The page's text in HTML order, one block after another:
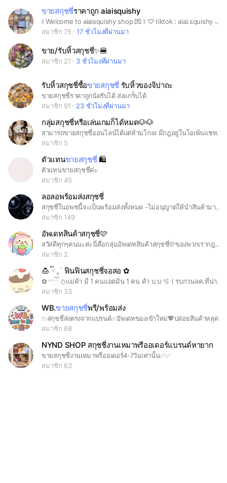
ขายสกุชชี่ราคาถูก aiaisquishy
꒰ Welcome to aiaisquishy shop 💌 ꒱ ♡ tiktok : aiai.squishy ˖ ♡ กลุ่มนี้เป็นกลุ่มไว้สำหรับขายสกุชชี่ , อัพเดทของใหม่ๆ , และลงของต่างๆจากทางร้าน ♡ ขอบคุณทุกท่านที่เข้าร่วมกลุ่มนี้นะคะ รอติดตามสกุชชี่มือ1-2 น่ารักๆ ราคาดีๆจากทางร้านได้เลย 📍กฎการเข้าโอเพนแชท -ห้ามซื้อขายกันเองในกลุ่ม -ห้ามทะเลาะวิวาท
สมาชิก 75
17 ชั่วโมงที่ผ่านมา
ขาย/รับหิ้วสกุชชี่✨🍔
สมาชิก 21 3 ชั่วโมงที่ผ่านมา
รับหิ้วสกุชชี่ซื้อขายสกุชชี่รับหิ้วของจิปาถะ
ขายสกุชชี่ราคาถูกนัดรับได้ ส่งแกร็บได้
สมาชิก 91
23 ชั่วโมงที่ผ่านมา
กลุ่มสกุชชี่หรือเล่นเกมก็ได้หมด🐶🐶
สามารถขายสกุชชี่ออนไลน์ได้แต่ห้ามโกงง มีกฎอยู่ในโอเพ้นแชทนะะ #สกุชชี่
สมาชิก 5
ตัวแทนขายสกุชชี่🛍️
ตัวแทนขายสกุชชี่ค่ะ
สมาชิก 45
ลอลอพร้อมส่งสกุชชี่
สกุชชี่ในอพชนี้จะเป็นพร้อมส่งทั้งหมด -ไม่อนุญาตให้นำสินค้ามาลงขายในกลุ่มนี้ - งดทะเลาะแย่งกัน - หากมีการด่าเตะออกกลุ่มทันที -สกุชชี่ใช้เวลาการแพ็คและจัดส่ง1-3วัน
สมาชิก 149
อัพเดทสินค้าสกุชชี่🩷
สวัสดีทุกๆคนนะค่ะนี่คือกลุ่มอัพเดทสินค้าสกุชชี่🩷ของพวกเรากฎของในกลุ่มอัพเดทสินค้าสกุชชี่🩷มีทั้งหมด 10ข้อค่ะ🤘🏼 1 .ไม่ทะเลาะวิวาทอะไรกันในกลุ่ม🤘🏼🐽 2.ไม่พูดคำหยาบหรืออะไรที่ไม่สุภาพ💛 3.ไม่พูดถึงเรื่อง 18+ ช.ว✌🏼🤘🏼 4.ไม่ป่วน 🤍🤍 5.ไม่แสปม📢📢 6.ไม่เล่นเเป้นพิม🤠🤠 7.ไม่พิมมั่ว🎉🎉🎉 8.ไม่ขายของ🤱🏼🤱🏼 9.กลับไปที่ข้อ 2.🎀🎀🎀 10.กลับไปที่ข้อ 3.🩷🤍🤗 11.ไม่ขอเป็นแฟนใครมั่วๆ (ขอความร่วมมือไม่ทำตามกฏนะคะฝ่าฝืนทำเตะออก)
สมาชิก 2
🍮 ིྀ 𓈒 ࣪ ฟินฟินสกุชชี่จอสอ ✿
✿ 𓍼ོ ⛄️แม่ค้า มี 1 คนแอดมิน 1 คน ค้า บ บ 🫧 ( รบกวนลค.ที่น่ารักทุกคน ไม่ปั่นแชทนะคะ ) ︵ ︵⠀ ୨୧ ขายแยกกันน้า₊ ֗า ถ้าสนใจชิ้นไหน สามารถ dm ig แอดมินคนที่ส่งรูป ไปได้เลยคับ 🐰🎀♻️ ᰔ IG แม่ค้าแพรไหม : natnicha_pairmai ᰔ IG แอดมินธารา : tharapandoraa ︵ ︵⠀ ✿ ขั้นตอนการซื้อ : 1️⃣ทักแม่ค้า วงกลมรูปสกุชชี่ที่ต้องการซื้อ 2️⃣ โอนแล้ว แจ้งสลิป ( เพื่อเป็นหลักฐานการโอน ) 3️⃣ที่นัดรับตามที่ชี้แจงไว้ ( บอกวันและเวลาที่สะดวกรับ ) 3️⃣ จะพยายามจัดส่งให้ถึงมือลค.โดยเร็วที่สุดคับ ! ︵ ︵⠀ ✿ ที่นัดรับ : *เด็กจส.นัดรับหน้าตึก 2(ตึกฟ้า) *เด็กรร.อื่น อยว/อยส/สาธิต/อื่นๆ รับหน้ารร.(ตรงป้ายโรงเรียน)🧁 ೀ พาราน่ารัก เข้าถึงได้ 🪽
สมาชิก 33
WB.ขายสกุชชี่พรี/พร้อมส่ง
✨สกุชชี่ส่งตรงจากแบรนด์✅อัพเดทของเข้าใหม่💖ปล่อยสินค้าหลุดจอง/พร้อมส่ง‼️เน้นราคาไม่สร้างบ้าน
สมาชิก 68
NYND SHOP สกุชชี่งานเหมาพรีออเดอร์แบรนด์หายาก
ขายสกุชชี่งานเหมาพรีออเดอร์4-7วันเท่านั้น✅✅
สมาชิก 63